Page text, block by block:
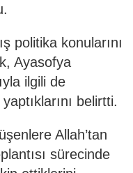
politika konularını
Ayasofya
ilgili de
belirtti.
Allah’tan
sürecinde